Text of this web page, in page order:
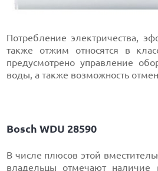
Потребление электричества,
также отжим относятся в
предусмотрено управление
воды, а также возможность
Bosch WDU 28590
В числе плюсов этой
владельцы отмечают